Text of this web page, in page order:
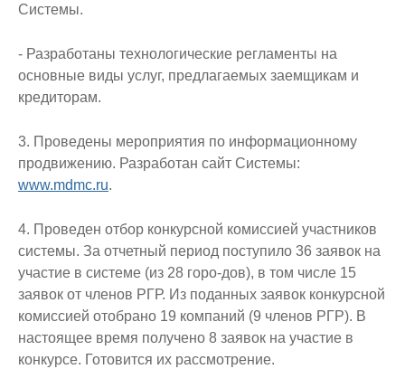
Системы.
- Разработаны технологические регламенты на
основные виды услуг, предлагаемых заемщикам и
кредиторам.
3. Проведены мероприятия по информационному
продвижению. Разработан сайт Системы:
www.mdmc.ru.
4. Проведен отбор конкурсной комиссией участников
системы. За отчетный период поступило 36 заявок на
участие в системе (из 28 горо-дов), в том числе 15
заявок от членов РГР. Из поданных заявок конкурсной
комиссией отобрано 19 компаний (9 членов РГР). В
настоящее время получено 8 заявок на участие в
конкурсе. Готовится их рассмотрение.